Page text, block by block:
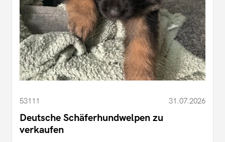
53111 31.07.2026
Deutsche Schäferhundwelpen zu
verkaufen